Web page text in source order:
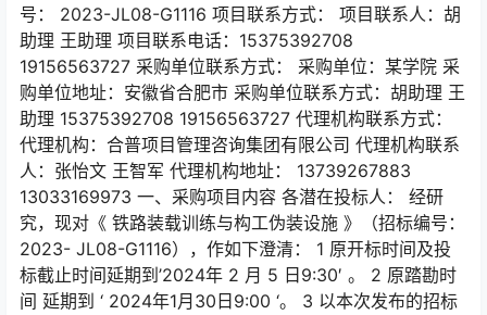
号： 2023-JL08-G1116 项目联系方式： 项目联系人：胡
助理 王助理 项目联系电话：15375392708
19156563727 采购单位联系方式： 采购单位：某学院 采
购单位地址：安徽省合肥市 采购单位联系方式：胡助理 王
助理 15375392708 19156563727 代理机构联系方式：
代理机构：合普项目管理咨询集团有限公司 代理机构联系
人：张怡文 王智军 代理机构地址： 13739267883
13033169973 一、采购项目内容 各潜在投标人： 经研
究，现对《 铁路装载训练与构工伪装设施 》（招标编号：
2023- JL08-G1116），作如下澄清： 1 原开标时间及投
标截止时间延期到’2024年 2 月 5 日9:30′ 。 2 原踏勘时
间 延期到 ‘ 2024年1月30日9:00 ‘。 3 以本次发布的招标